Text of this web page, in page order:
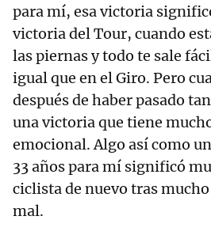
para mí, esa victoria
victoria del Tour, cuando
las piernas y todo te sale
igual que en el Giro. Pero
después de haber pasado
una victoria que tiene
emocional. Algo así como
33 años para mí significó
ciclista de nuevo tras
mal.